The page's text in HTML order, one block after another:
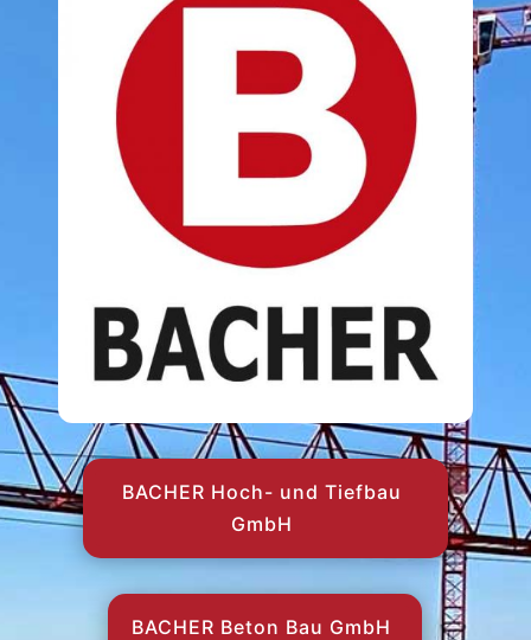
BACHER Hoch- und Tiefbau
GmbH
BACHER Beton Bau GmbH